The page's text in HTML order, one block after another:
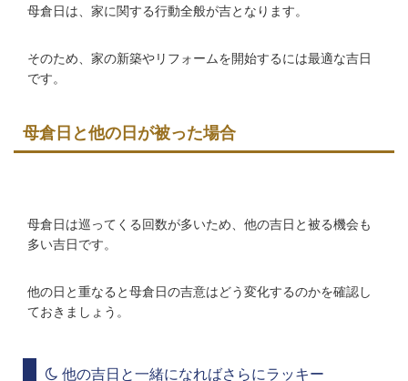
母倉日は、家に関する行動全般が吉となります。
そのため、家の新築やリフォームを開始するには最適な吉日
です。
母倉日と他の日が被った場合
母倉日は巡ってくる回数が多いため、他の吉日と被る機会も
多い吉日です。
他の日と重なると母倉日の吉意はどう変化するのかを確認し
ておきましょう。
他の吉日と一緒になればさらにラッキー